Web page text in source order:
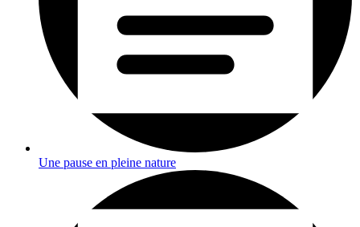
Une pause en pleine nature